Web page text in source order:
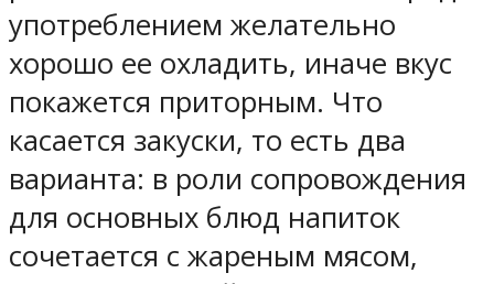
употреблением желательно
хорошо ее охладить, иначе вкус
покажется приторным. Что
касается закуски, то есть два
варианта: в роли сопровождения
для основных блюд напиток
сочетается с жареным мясом,